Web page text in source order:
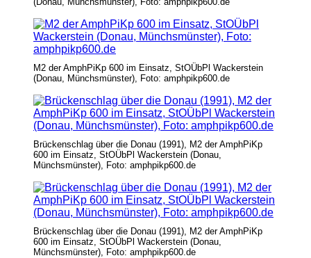
M2 der AmphPiKp 600 im Einsatz, StOÜbPl Wackerstein
(Donau, Münchsmünster), Foto: amphpikp600.de
Brückenschlag über die Donau (1991), M2 der AmphPiKp
600 im Einsatz, StOÜbPl Wackerstein (Donau,
Münchsmünster), Foto: amphpikp600.de
Brückenschlag über die Donau (1991), M2 der AmphPiKp
600 im Einsatz, StOÜbPl Wackerstein (Donau,
Münchsmünster), Foto: amphpikp600.de